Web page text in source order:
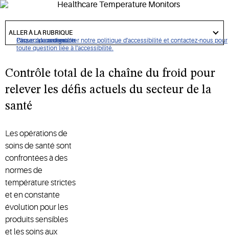
Cliquez pour consulter notre politique d'accessibilité et contactez-nous pour
toute question liée à l'accessibilité.
Passer à la navigation
Passer au contenu
Passer à la recherche
froid qui assurent la sécurité des patients, la qualité des
produits, une gestion précise de la température et une
surveillance environnementale.
to
section
ALLER À LA RUBRIQUE
Contrôle total de la chaîne du froid pour
relever les défis actuels du secteur de la
santé
Les opérations de
soins de santé sont
confrontées à des
normes de
température strictes
et en constante
évolution pour les
produits sensibles
et les soins aux